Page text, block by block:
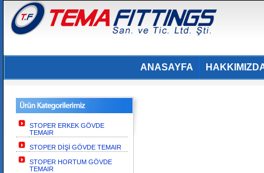
ANASAYFA
STOPER ERKEK GÖVDE
TEMAIR
STOPER DİŞİ GÖVDE TEMAIR
STOPER HORTUM GÖVDE
TEMAIR